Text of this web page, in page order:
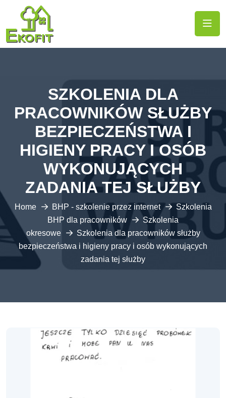
SZKOLENIA DLA
PRACOWNIKÓW SŁUŻBY
BEZPIECZEŃSTWA I
HIGIENY PRACY I OSÓB
WYKONUJĄCYCH
ZADANIA TEJ SŁUŻBY
Home BHP - szkolenie przez internet
Szkolenia
BHP dla pracowników
Szkolenia
okresowe
Szkolenia dla pracowników służby
bezpieczeństwa i higieny pracy i osób wykonujących
zadania tej służby